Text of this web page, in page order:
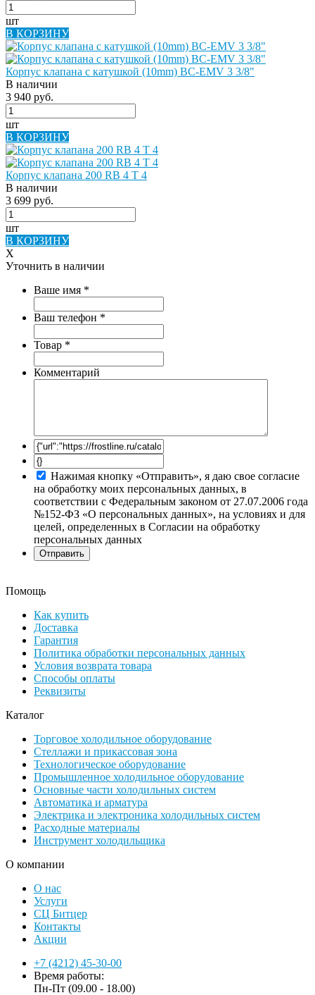
шт
В КОРЗИНУ
Корпус клапана с катушкой (10mm) BC-EMV 3 3/8"
В наличии
3 940 руб.
шт
В КОРЗИНУ
Корпус клапана 200 RB 4 T 4
В наличии
3 699 руб.
шт
В КОРЗИНУ
X
Уточнить в наличии
Ваше имя *
Ваш телефон *
Товар *
Комментарий
Нажимая кнопку «Отправить», я даю свое согласие
на обработку моих персональных данных, в
соответствии с Федеральным законом от 27.07.2006 года
№152-ФЗ «О персональных данных», на условиях и для
целей, определенных в Согласии на обработку
персональных данных
Помощь
Как купить
Доставка
Гарантия
Политика обработки персональных данных
Условия возврата товара
Способы оплаты
Реквизиты
Каталог
Торговое холодильное оборудование
Стеллажи и прикассовая зона
Технологическое оборудование
Промышленное холодильное оборудование
Основные части холодильных систем
Автоматика и арматура
Электрика и электроника холодильных систем
Расходные материалы
Инструмент холодильщика
О компании
О нас
Услуги
СЦ Битцер
Контакты
Акции
+7 (4212) 45-30-00
Время работы:
Пн-Пт (09.00 - 18.00)